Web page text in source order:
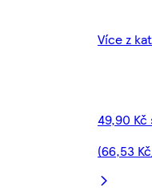
Více z
49,90
(66,53